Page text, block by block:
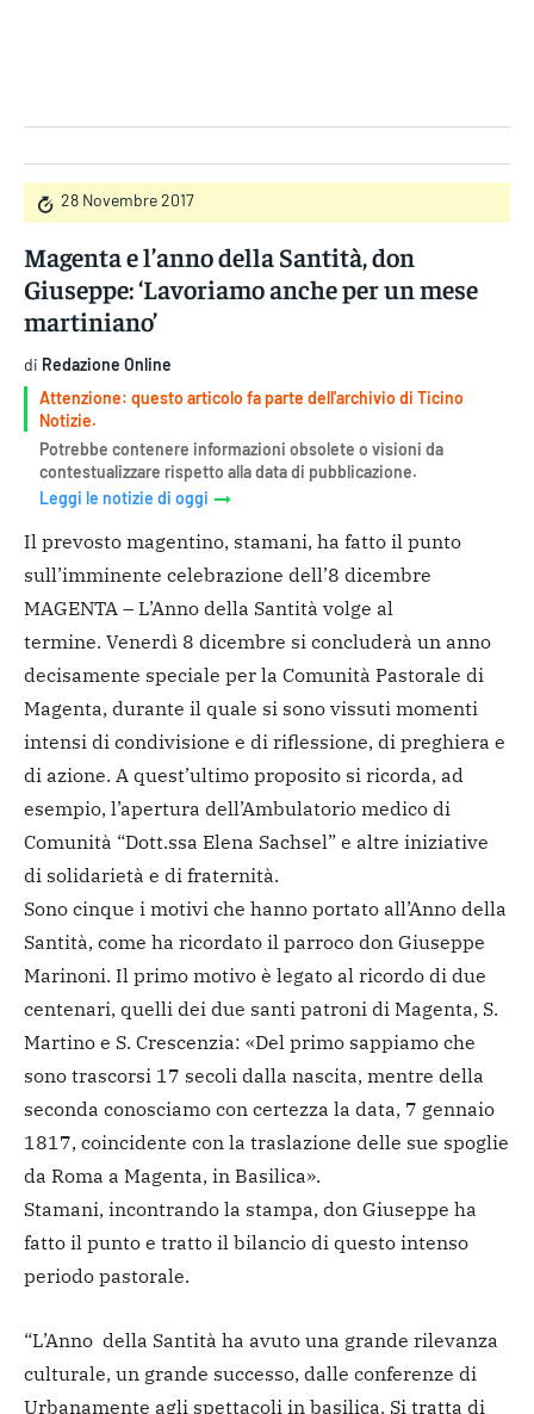
28 Novembre 2017
Magenta e l’anno della Santità, don
Giuseppe: ‘Lavoriamo anche per un mese
martiniano’
di Redazione Online
Attenzione: questo articolo fa parte dell'archivio di Ticino
Notizie.
Potrebbe contenere informazioni obsolete o visioni da
contestualizzare rispetto alla data di pubblicazione.
Leggi le notizie di oggi
Il prevosto magentino, stamani, ha fatto il punto
sull’imminente celebrazione dell’8 dicembre
MAGENTA – L’Anno della Santità volge al
termine. Venerdì 8 dicembre si concluderà un anno
decisamente speciale per la Comunità Pastorale di
Magenta, durante il quale si sono vissuti momenti
intensi di condivisione e di riflessione, di preghiera e
di azione. A quest’ultimo proposito si ricorda, ad
esempio, l’apertura dell’Ambulatorio medico di
Comunità “Dott.ssa Elena Sachsel” e altre iniziative
di solidarietà e di fraternità.
Sono cinque i motivi che hanno portato all’Anno della
Santità, come ha ricordato il parroco don Giuseppe
Marinoni. Il primo motivo è legato al ricordo di due
centenari, quelli dei due santi patroni di Magenta, S.
Martino e S. Crescenzia: «Del primo sappiamo che
sono trascorsi 17 secoli dalla nascita, mentre della
seconda conosciamo con certezza la data, 7 gennaio
1817, coincidente con la traslazione delle sue spoglie
da Roma a Magenta, in Basilica».
Stamani, incontrando la stampa, don Giuseppe ha
fatto il punto e tratto il bilancio di questo intenso
periodo pastorale.
“L’Anno della Santità ha avuto una grande rilevanza
culturale, un grande successo, dalle conferenze di
Urbanamente agli spettacoli in basilica. Si tratta di